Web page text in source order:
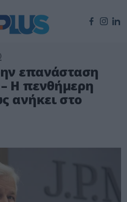
επανάσταση
Η πενθήμερη
ανήκει στο